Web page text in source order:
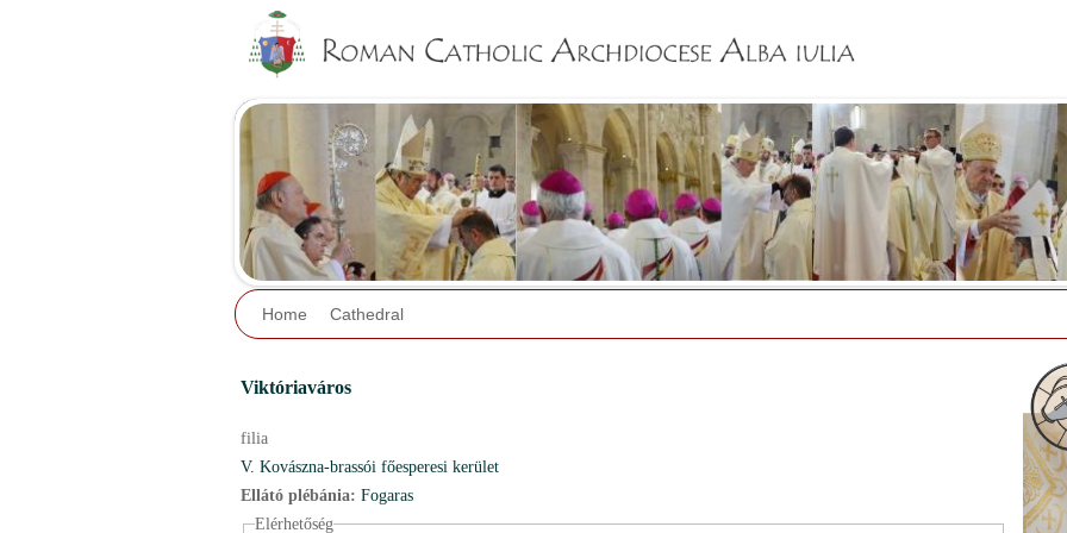
Home Cathedral
Viktóriaváros
filia
V. Kovászna-brassói főesperesi kerület
Ellátó plébánia: Fogaras
Elérhetőség